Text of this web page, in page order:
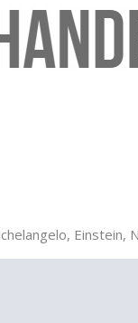
Einstein,